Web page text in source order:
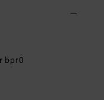
bpr0